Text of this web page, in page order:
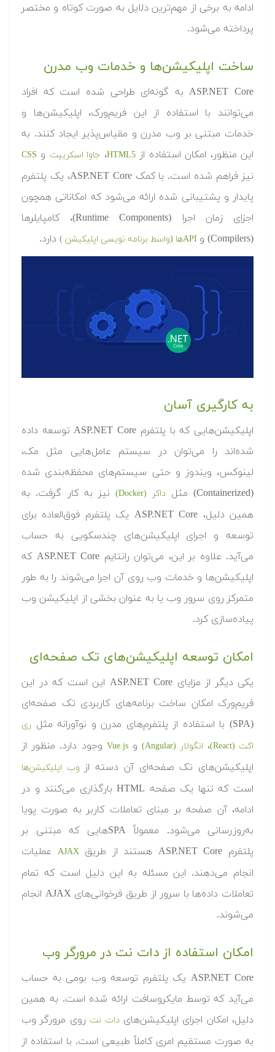
ادامه به برخی از مهم‌ترین دلایل به صورت کوتاه و مختصر
پرداخته می‌شود.
ساخت اپلیکیشن‌‌ها و خدمات وب مدرن
ASP.NET Core به گونه‌ای طراحی شده است که افراد
می‌توانند با استفاده از این فریم‌ورک، اپلیکیشن‌ها و
خدمات مبتنی بر وب مدرن و مقیاس‌پذیر ایجاد کنند. به
این منظور، امکان استفاده از HTML5 ، جاوا اسکریپت و CSS
نیز فراهم شده است. با کمک ASP.NET Core، یک پلتفرم
پایدار و پشتیبانی شده ارائه می‌شود که امکاناتی همچون
اجزای زمان اجرا (Runtime Components)، کامپایلرها
(Compilers) و
اپلیکیشن ) دارد.
به کارگیری آسان
اپلیکیشن‌هایی که با پلتفرم ASP.NET Core توسعه داده
شده‌اند را می‌توان در سیستم عامل‌هایی مثل مک،
لینوکس، ویندوز و حتی سیستم‌های محفظه‌بندی شده
(Containerized) مثل
داکر (Docker)
نیز به کار گرفت. به
همین دلیل، ASP.NET Core یک پلتفرم فوق‌العاده برای
توسعه و اجرای اپلیکیشن‌های چندسکویی به حساب
می‌آید. علاوه بر این، می‌توان رانتایم ASP.NET Core که
اپلیکیشن‌ها و خدمات وب روی آن اجرا می‌شوند را به طور
متمرکز روی سرور وب یا به عنوان بخشی از اپلیکیشن وب
پیاده‌سازی کرد.
امکان توسعه اپلیکیشن‌های تک صفحه‌ای
یکی دیگر از مزایای ASP.NET Core این است که در این
فریم‌ورک امکان ساخت برنامه‌های کاربردی تک صفحه‌ای
(SPA) با استفاده از پلتفرم‌های مدرن و نوآورانه مثل
ری
اکت (React)
، انگولار (Angular) وVue.js وجود دارد. منظور از
اپلیکیشن‌های تک صفحه‌ای آن دسته از وب اپلیکیشن‌ها
است که تنها یک صفحه HTML بارگذاری می‌کنند و در
ادامه، آن صفحه بر مبنای تعاملات کاربر به صورت پویا
به‌روزرسانی می‌شود. معمولاً SPAهایی که مبتنی بر
پلتفرم ASP.NET Core هستند از طریق
AJAX عملیات
انجام می‌دهند. این مسئله به این دلیل است که تمام
تعاملات داده‌ها با سرور از طریق فرخوانی‌های AJAX انجام
می‌شوند.
امکان استفاده از دات نت در مرورگر وب
ASP.NET Core یک پلتفرم توسعه وب بومی به حساب
می‌آید که توسط مایکروسافت ارائه شده است. به همین
دلیل، امکان اجرای اپلیکیشن‌هایدات نت روی مرورگر وب
به صورت مستقیم امری کاملاً طبیعی است. با استفاده از